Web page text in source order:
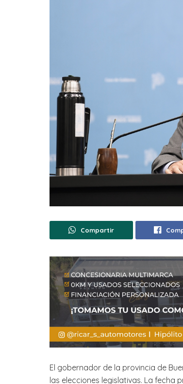
Compartir
El gobernador de la provincia de
las elecciones legislativas. La fecha